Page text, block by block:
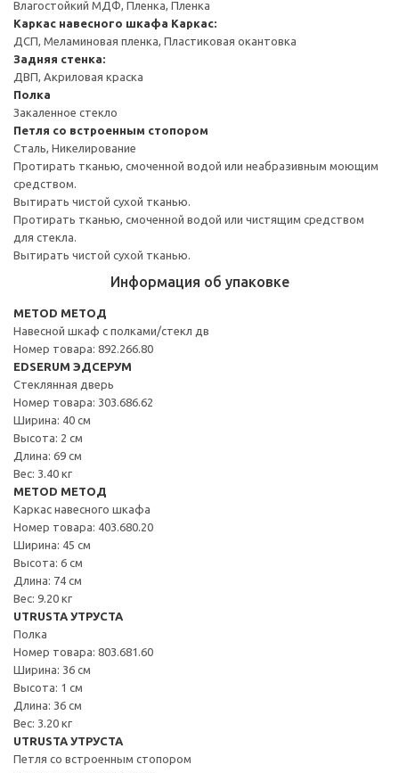
Влагостойкий МДФ, Пленка, Пленка
Каркас навесного шкафа Каркас:
ДСП, Меламиновая пленка, Пластиковая окантовка
Задняя стенка:
ДВП, Акриловая краска
Полка
Закаленное стекло
Петля со встроенным стопором
Сталь, Никелирование
Протирать тканью, смоченной водой или неабразивным моющим
средством.
Вытирать чистой сухой тканью.
Протирать тканью, смоченной водой или чистящим средством
для стекла.
Вытирать чистой сухой тканью.
Информация об упаковке
METOD МЕТОД
Навесной шкаф с полками/стекл дв
Номер товара: 892.266.80
EDSERUM ЭДСЕРУМ
Стеклянная дверь
Номер товара: 303.686.62
Ширина: 40 см
Высота: 2 см
Длина: 69 см
Вес: 3.40 кг
METOD МЕТОД
Каркас навесного шкафа
Номер товара: 403.680.20
Ширина: 45 см
Высота: 6 см
Длина: 74 см
Вес: 9.20 кг
UTRUSTA УТРУСТА
Полка
Номер товара: 803.681.60
Ширина: 36 см
Высота: 1 см
Длина: 36 см
Вес: 3.20 кг
UTRUSTA УТРУСТА
Петля со встроенным стопором